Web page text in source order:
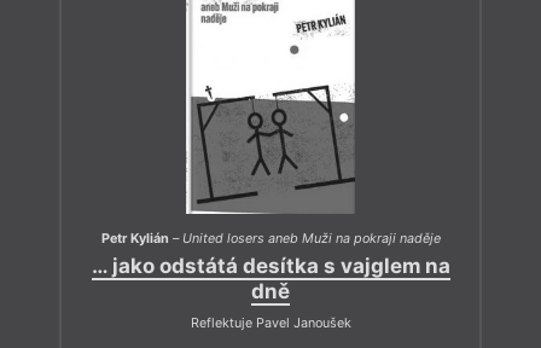
Petr Kylián – United losers aneb Muži na pokraji naděje
… jako odstátá desítka s vajglem na
dně
Reflektuje Pavel Janoušek